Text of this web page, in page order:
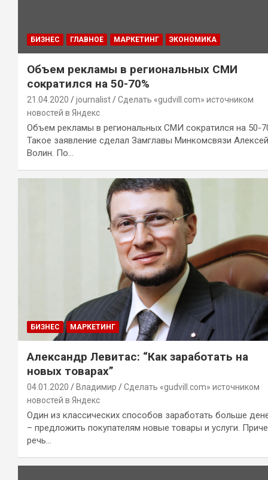
БИЗНЕС ГЛАВНОЕ МАРКЕТИНГ ЭКОНОМИКА
Объем рекламы в региональных СМИ
сократился на 50-70%
21.04.2020 journalist
Сделать «gudvill.com» источником
новостей в Яндекс
Объем рекламы в региональных СМИ сократился на 50-
Такое заявление сделал Замглавы Минкомсвязи Алексей
Волин. По…
БИЗНЕС МАРКЕТИНГ
Александр Левитас: “Как заработать на
новых товарах”
04.01.2020 Владимир
Сделать «gudvill.com» источником
новостей в Яндекс
Один из классических способов заработать больше
– предложить покупателям новые товары и услуги.
речь…